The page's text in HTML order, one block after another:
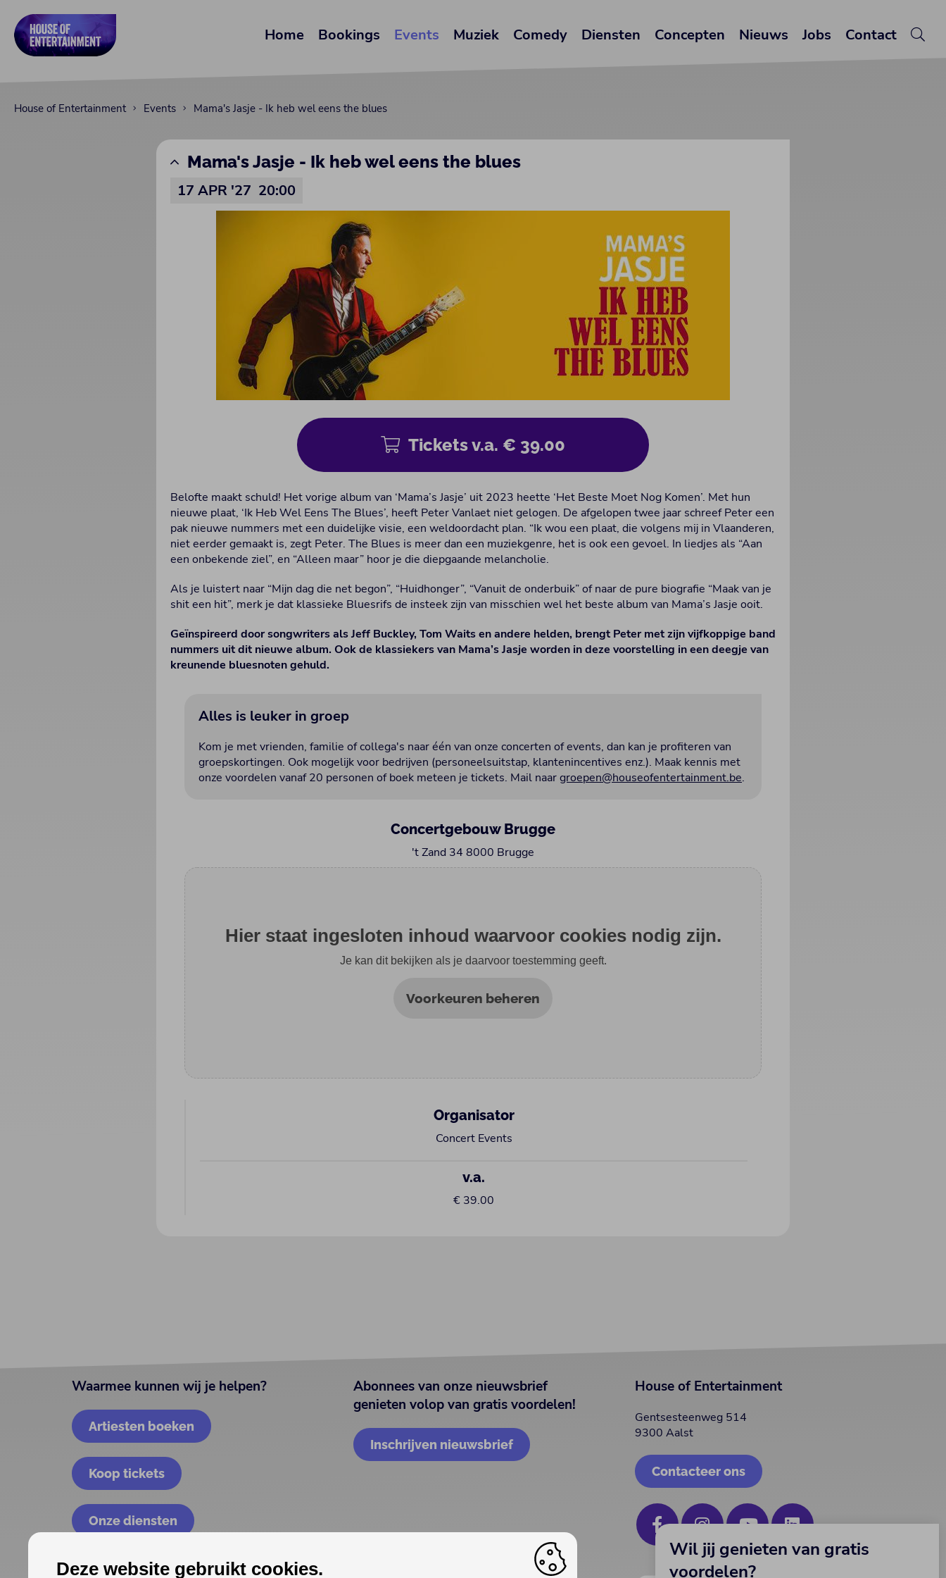
Home Bookings Events Muziek Comedy Diensten Concepten Nieuws Jobs Contact
House of Entertainment Events Mama's Jasje - Ik heb wel eens the blues
Mama's Jasje - Ik heb wel eens the blues
17 APR '27 20:00
Tickets v.a. € 39.00
Belofte maakt schuld! Het vorige album van ‘Mama’s Jasje’ uit 2023 heette ‘Het Beste Moet Nog Komen’. Met hun
nieuwe plaat, ‘Ik Heb Wel Eens The Blues’, heeft Peter Vanlaet niet gelogen. De afgelopen twee jaar schreef Peter een
pak nieuwe nummers met een duidelijke visie, een weldoordacht plan. “Ik wou een plaat, die volgens mij in Vlaanderen,
niet eerder gemaakt is, zegt Peter. The Blues is meer dan een muziekgenre, het is ook een gevoel. In liedjes als “Aan
een onbekende ziel”, en “Alleen maar” hoor je die diepgaande melancholie.
Als je luistert naar “Mijn dag die net begon”, “Huidhonger”, “Vanuit de onderbuik” of naar de pure biografie “Maak van je
shit een hit”, merk je dat klassieke Bluesrifs de insteek zijn van misschien wel het beste album van Mama’s Jasje ooit.
Geïnspireerd door songwriters als Jeff Buckley, Tom Waits en andere helden, brengt Peter met zijn vijfkoppige band
nummers uit dit nieuwe album. Ook de klassiekers van Mama’s Jasje worden in deze voorstelling in een deegje van
kreunende bluesnoten gehuld.
Alles is leuker in groep
Kom je met vrienden, familie of collega's naar één van onze concerten of events, dan kan je profiteren van
groepskortingen. Ook mogelijk voor bedrijven (personeelsuitstap, klantenincentives enz.). Maak kennis met
onze voordelen vanaf 20 personen of boek meteen je tickets. Mail naargroepen@houseofentertainment.be.
Concertgebouw Brugge
't Zand 34 8000 Brugge
Hier staat ingesloten inhoud waarvoor cookies nodig zijn.
Je kan dit bekijken als je daarvoor toestemming geeft.
Voorkeuren beheren
Organisator
Concert Events
v.a.
€ 39.00
Waarmee kunnen wij je helpen?
Artiesten boeken
Koop tickets
Onze diensten
Abonnees van onze nieuwsbrief
genieten volop van gratis voordelen!
Inschrijven nieuwsbrief
House of Entertainment
Gentsesteenweg 514
9300 Aalst
Contacteer ons
Wil jij genieten van gratis
voordelen?
Deze website gebruikt cookies.